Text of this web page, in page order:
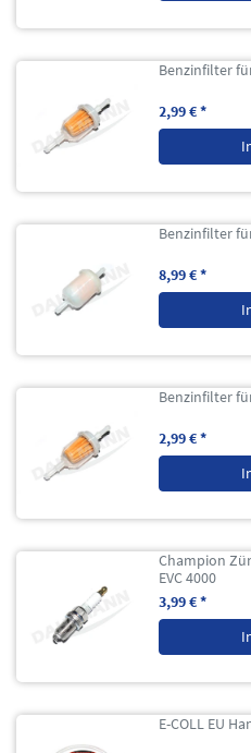
Benzinfilter
2,99 € *
Benzinfilter
8,99 € *
Benzinfilter
2,99 € *
Champion
EVC 4000
3,99 € *
E-COLL EU